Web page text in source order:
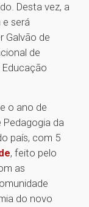
Desta vez, a
será
Galvão de
de
Educação
o ano de
Pedagogia da
país, com 5
, feito pelo
as
do novo